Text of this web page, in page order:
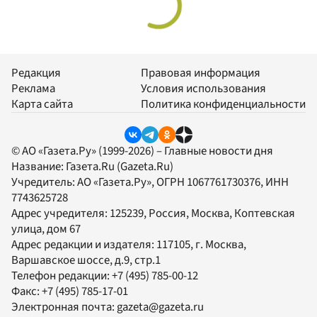
Редакция
Реклама
Карта сайта
Правовая информация
Условия использования
Политика конфиденциальности
© АО «Газета.Ру» (1999-2026) – Главные новости дня
Название: Газета.Ru (Gazeta.Ru)
Учредитель:АО «Газета.Ру», ОГРН 1067761730376, ИНН
7743625728
Адрес учредителя: 125239, Россия, Москва, Коптевская
улица, дом 67
Адрес редакции и издателя: 117105, г. Москва,
Варшавское шоссе, д.9, стр.1
Телефон редакции:+7 (495) 785-00-12
Факс:+7 (495) 785-17-01
Электронная почта:gazeta@gazeta.ru